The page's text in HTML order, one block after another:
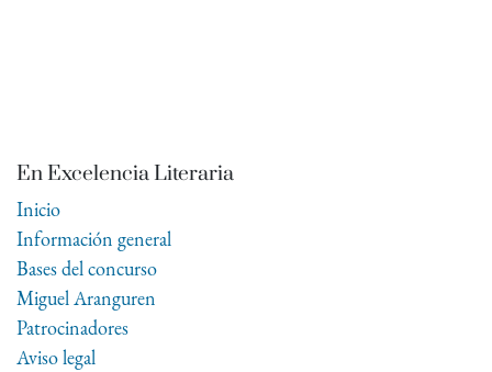
En Excelencia Literaria
Inicio
Información general
Bases del concurso
Miguel Aranguren
Patrocinadores
Aviso legal